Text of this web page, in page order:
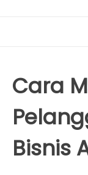
Cara
Bisnis